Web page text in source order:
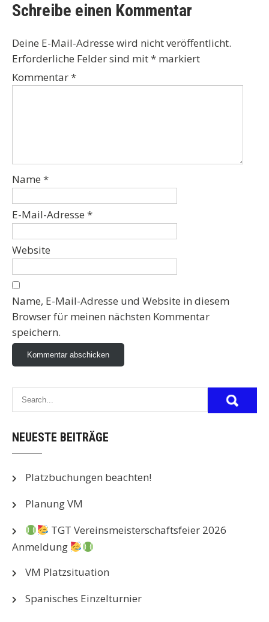
Schreibe einen Kommentar
Deine E-Mail-Adresse wird nicht veröffentlicht.
Erforderliche Felder sind mit* markiert
Kommentar*
Name *
E-Mail-Adresse *
Website
Name, E-Mail-Adresse und Website in diesem
Browser für meinen nächsten Kommentar
speichern.
NEUESTE BEITRÄGE
Platzbuchungen beachten!
Planung VM
TGT Vereinsmeisterschaftsfeier 2026
Anmeldung
VM Platzsituation
Spanisches Einzelturnier